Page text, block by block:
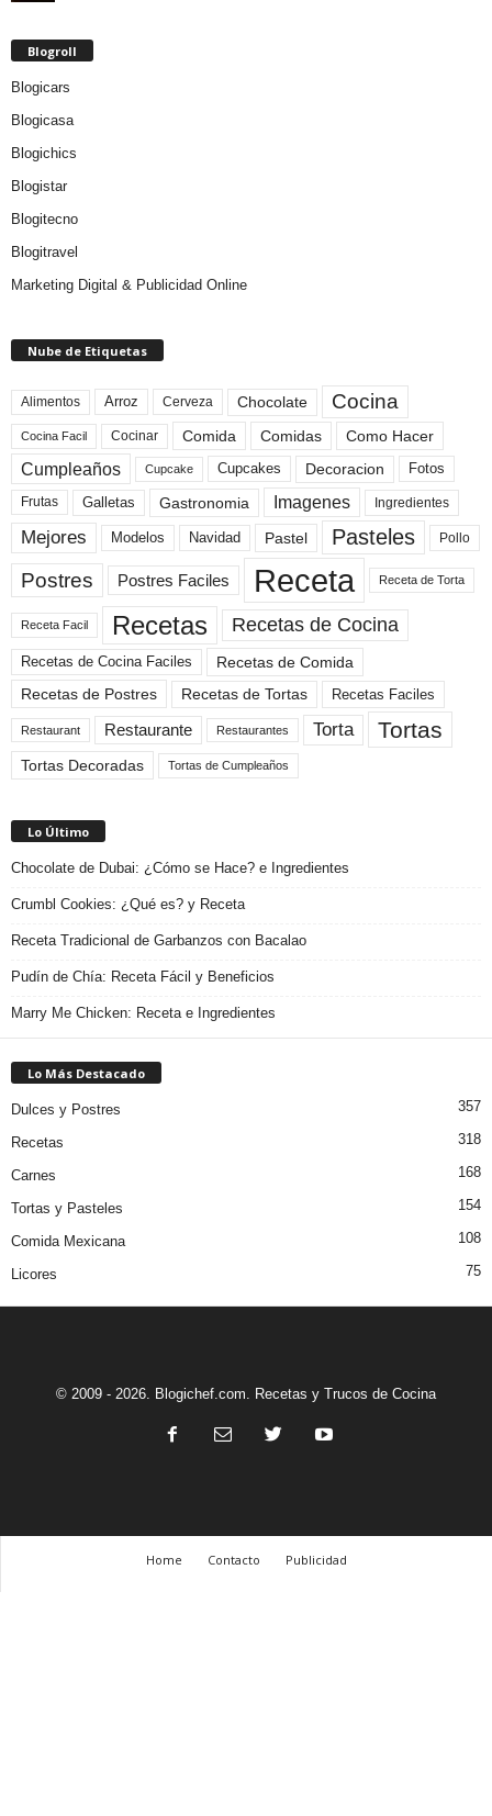
Blogroll
Blogicars
Blogicasa
Blogichics
Blogistar
Blogitecno
Blogitravel
Marketing Digital & Publicidad Online
Nube de Etiquetas
Alimentos Arroz Cerveza Chocolate Cocina
Cocina Facil Cocinar Comida Comidas Como Hacer
Cumpleaños Cupcake Cupcakes Decoracion Fotos
Frutas Galletas Gastronomia Imagenes Ingredientes
Mejores Modelos Navidad Pastel Pasteles Pollo
Postres Postres Faciles Receta Receta de Torta
Receta Facil Recetas Recetas de Cocina
Recetas de Cocina Faciles
Recetas de Comida
Recetas de Postres
Recetas de Tortas Recetas Faciles
Restaurant Restaurante Restaurantes Torta Tortas
Tortas Decoradas Tortas de Cumpleaños
Lo Último
Chocolate de Dubai: ¿Cómo se Hace? e Ingredientes
Crumbl Cookies: ¿Qué es? y Receta
Receta Tradicional de Garbanzos con Bacalao
Pudín de Chía: Receta Fácil y Beneficios
Marry Me Chicken: Receta e Ingredientes
Lo Más Destacado
Dulces y Postres 357
Recetas 318
Carnes 168
Tortas y Pasteles 154
Comida Mexicana 108
Licores 75
© 2009 - 2026. Blogichef.com. Recetas y Trucos de Cocina
Home Contacto Publicidad